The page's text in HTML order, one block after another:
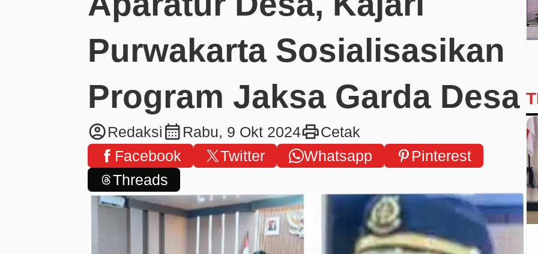
Purwakarta Sosialisasikan
Program Jaksa Garda Desa
account_circleRedaksi calendar_month Rabu, 9 Okt 2024printCetak
Facebook
Twitter Whatsapp
Pinterest
Threads